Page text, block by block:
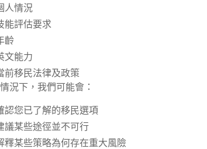
人情況
能評估要求
齡
文能力
前移民法律及政策
況下，我們可能會：
認您已了解的移民選項
議某些途徑並不可行
釋某些策略為何存在重大風險